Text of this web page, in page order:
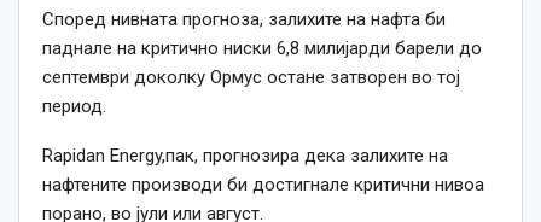
Според нивната прогноза, залихите на нафта би
паднале на критично ниски 6,8 милијарди барели до
септември доколку Ормус остане затворен во тој
период.
Rapidan Energy,пак, прогнозира дека залихите на
нафтените производи би достигнале критични нивоа
порано, во јули или август.